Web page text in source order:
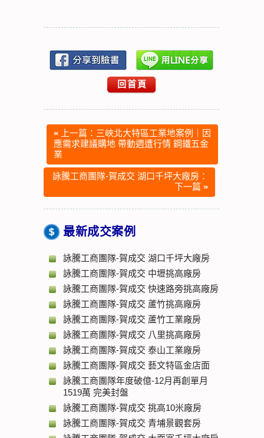
回首頁
« 上一篇：三峽北大特區工業地案例｜因
應需求建議購地 帶動週遭行情 鋼鐵五金
業
詠騰工商團隊-賀成交 湖口千坪大廠房：
下一篇 »
最新成交案例
詠騰工商團隊-賀成交 湖口千坪大廠房
詠騰工商團隊-賀成交 中壢挑高廠房
詠騰工商團隊-賀成交 快速路旁挑高廠房
詠騰工商團隊-賀成交 蘆竹挑高廠房
詠騰工商團隊-賀成交 蘆竹工業廠房
詠騰工商團隊-賀成交 八里挑高廠房
詠騰工商團隊-賀成交 泰山工業廠房
詠騰工商團隊-賀成交 藝文特區金店面
詠騰工商團隊年度破億-12月再創單月
1519萬 完美封盤
詠騰工商團隊-賀成交 挑高10米廠房
詠騰工商團隊-賀成交 青埔景觀套房